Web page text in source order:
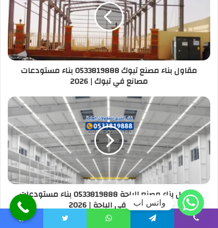
مقاول بناء مصنع تبوك 0533819888 بناء مستودعات
مصانع في تبوك | 2026
مقاول بناء مصنع الباحة 0533819888 بناء مستودعات
مصانع في الباحة | 2026واتس اب